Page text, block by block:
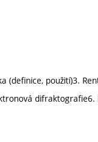
(definice, použití)3.